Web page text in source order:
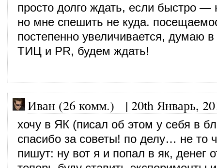
просто долго ждать, если быстро —
но мне спешить не куда.
постепенно увеличивается, думаю в
ТИЦ и PR, будем ждать!
Иван (26 комм.) | 20th Январь,
хочу в ЯК (писал об этом у себя в
спасибо за советы! по делу… не то
пишут: ну вот я и попал в як, денег